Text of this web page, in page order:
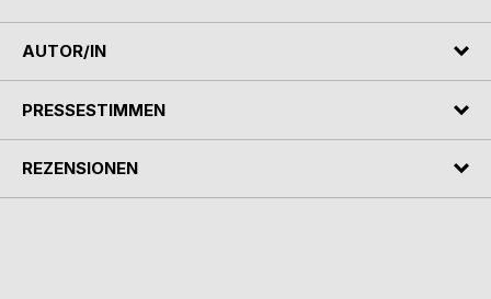
AUTOR/IN
PRESSESTIMMEN
REZENSIONEN